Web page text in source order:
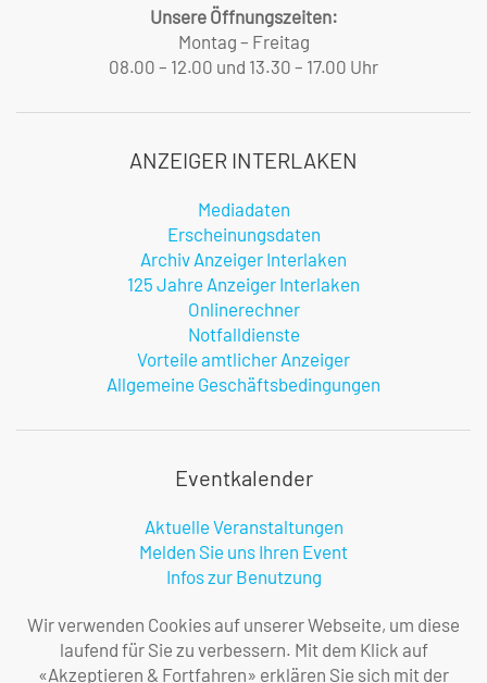
Unsere Öffnungszeiten:
Montag – Freitag
08.00 – 12.00 und 13.30 – 17.00 Uhr
ANZEIGER INTERLAKEN
Mediadaten
Erscheinungsdaten
Archiv Anzeiger Interlaken
125 Jahre Anzeiger Interlaken
Onlinerechner
Notfalldienste
Vorteile amtlicher Anzeiger
Allgemeine Geschäftsbedingungen
Eventkalender
Aktuelle Veranstaltungen
Melden Sie uns Ihren Event
Infos zur Benutzung
Firma
Wir verwenden Cookies auf unserer Webseite, um diese
laufend für Sie zu verbessern. Mit dem Klick auf
«Akzeptieren & Fortfahren» erklären Sie sich mit der